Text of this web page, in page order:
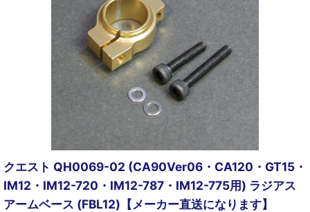
クエスト QH0069-02 (CA90Ver06・CA120・GT15・
IM12・IM12-720・IM12-787・IM12-775用) ラジアス
アームベース (FBL12)【メーカー直送になります】